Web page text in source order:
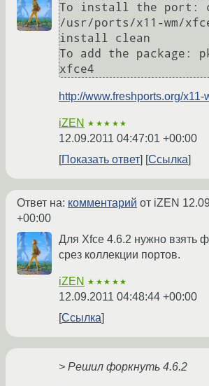
To install the port:
/usr/ports/x11-wm/
install clean
To add the package:
xfce4
http://www.freshports.org/x11-
iZEN ★★★★★
12.09.2011 04:47:01 +00:00
Показать ответ
Ссылка
Ответ на: комментарий от iZEN
+00:00
Для Xfce 4.6.2 нужно взять
срез коллекции портов.
iZEN ★★★★★
12.09.2011 04:48:44 +00:00
Ссылка
> Решил форкнуть 4.6.2